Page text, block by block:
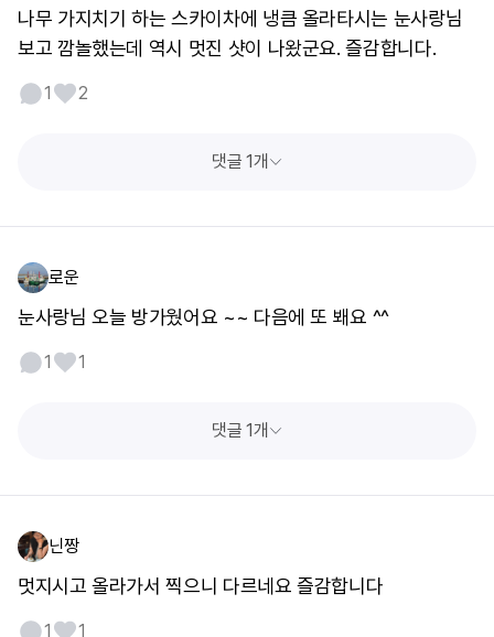
나무 가지치기 하는 스카이차에 냉큼 올라타시는 눈사랑님
보고 깜놀했는데 역시 멋진 샷이 나왔군요. 즐감합니다.
1 2
댓글 1개
로운
눈사랑님 오늘 방가웠어요 ~~ 다음에 또 봬요 ^^
1 1
댓글 1개
닌짱
멋지시고 올라가서 찍으니 다르네요 즐감합니다
1 1